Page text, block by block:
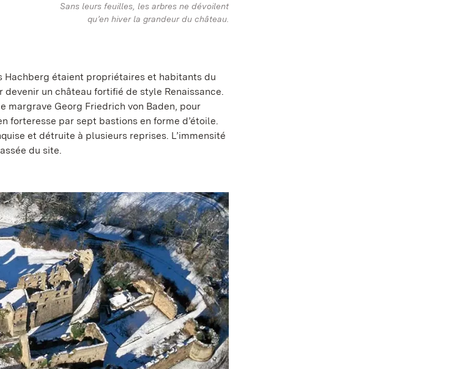
Sans leurs feuilles, les arbres ne dévoilent
qu’en hiver la grandeur du château.
Hachberg étaient propriétaires et habitants du
un château fortifié de style Renaissance.
margrave Georg Friedrich von Baden, pour
forteresse par sept bastions en forme d’étoile.
et détruite à plusieurs reprises. L’immensité
du site.